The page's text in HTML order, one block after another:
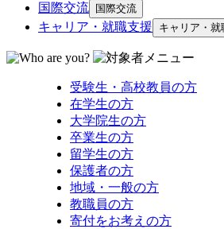
国際交流 国際交流
キャリア・就職支援 キャリア・就
受験生・高校教員の方
在学生の方
大学院生の方
卒業生の方
留学生の方
保護者の方
地域・一般の方
教職員の方
寄付をお考えの方